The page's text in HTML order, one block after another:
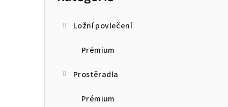
kategorie
Ložní povlečení
Prémium
Prostěradla
Prémium